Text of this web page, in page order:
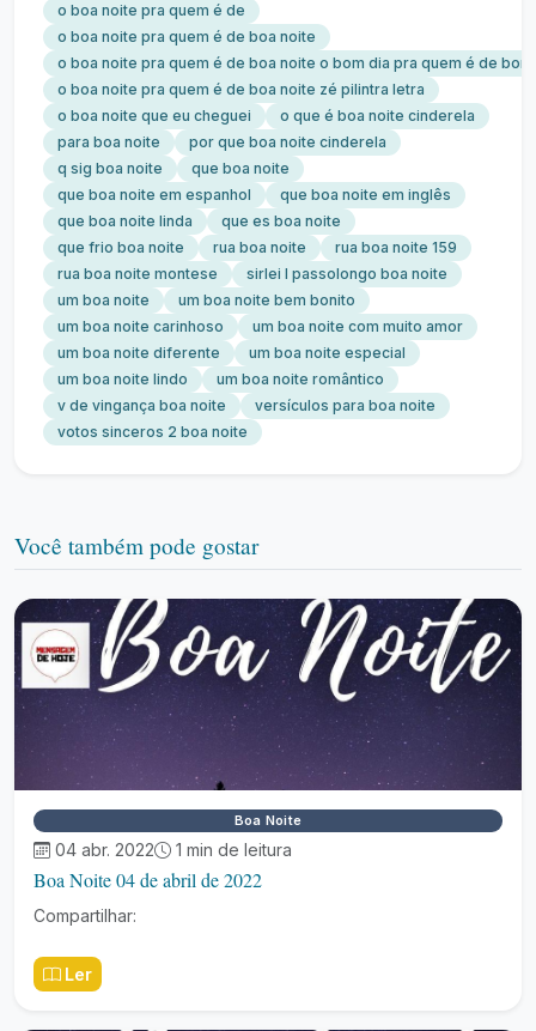
o boa noite pra quem é de
o boa noite pra quem é de boa noite
o boa noite pra quem é de boa noite o bom dia pra quem é de bom
o boa noite pra quem é de boa noite zé pilintra letra
o boa noite que eu cheguei
o que é boa noite cinderela
para boa noite
por que boa noite cinderela
q sig boa noite
que boa noite
que boa noite em espanhol
que boa noite em inglês
que boa noite linda
que es boa noite
que frio boa noite
rua boa noite
rua boa noite 159
rua boa noite montese
sirlei l passolongo boa noite
um boa noite
um boa noite bem bonito
um boa noite carinhoso
um boa noite com muito amor
um boa noite diferente
um boa noite especial
um boa noite lindo
um boa noite romântico
v de vingança boa noite
versículos para boa noite
votos sinceros 2 boa noite
Você também pode gostar
Boa Noite
04 abr. 2022 1 min de leitura
Boa Noite 04 de abril de 2022
Compartilhar:
Ler